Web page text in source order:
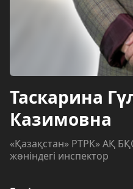
Таскарина
Казимовна
«Қазақстан» РТРК» АҚ
жөніндегі инспектор